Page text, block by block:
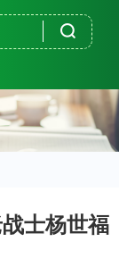
士杨世福